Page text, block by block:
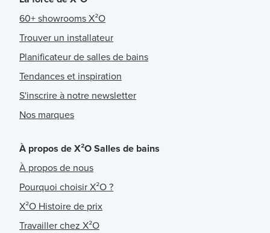
60+ showrooms X²O
Trouver un installateur
Planificateur de salles de bains
Tendances et inspiration
S'inscrire à notre newsletter
Nos marques
À propos de X²O Salles de bains
À propos de nous
Pourquoi choisir X²O ?
X²O Histoire de prix
Travailler chez X²O